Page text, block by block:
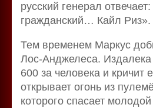
русский генерал
гражданский… Кайл Риз».
Тем временем Маркус
Лос-Анджелеса.
600 за человека и кричит
открывает огонь из
которого спасает